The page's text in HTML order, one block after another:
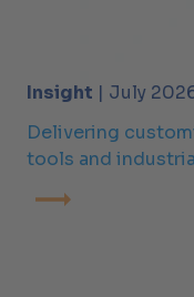
Insight | July
Delivering
tools and